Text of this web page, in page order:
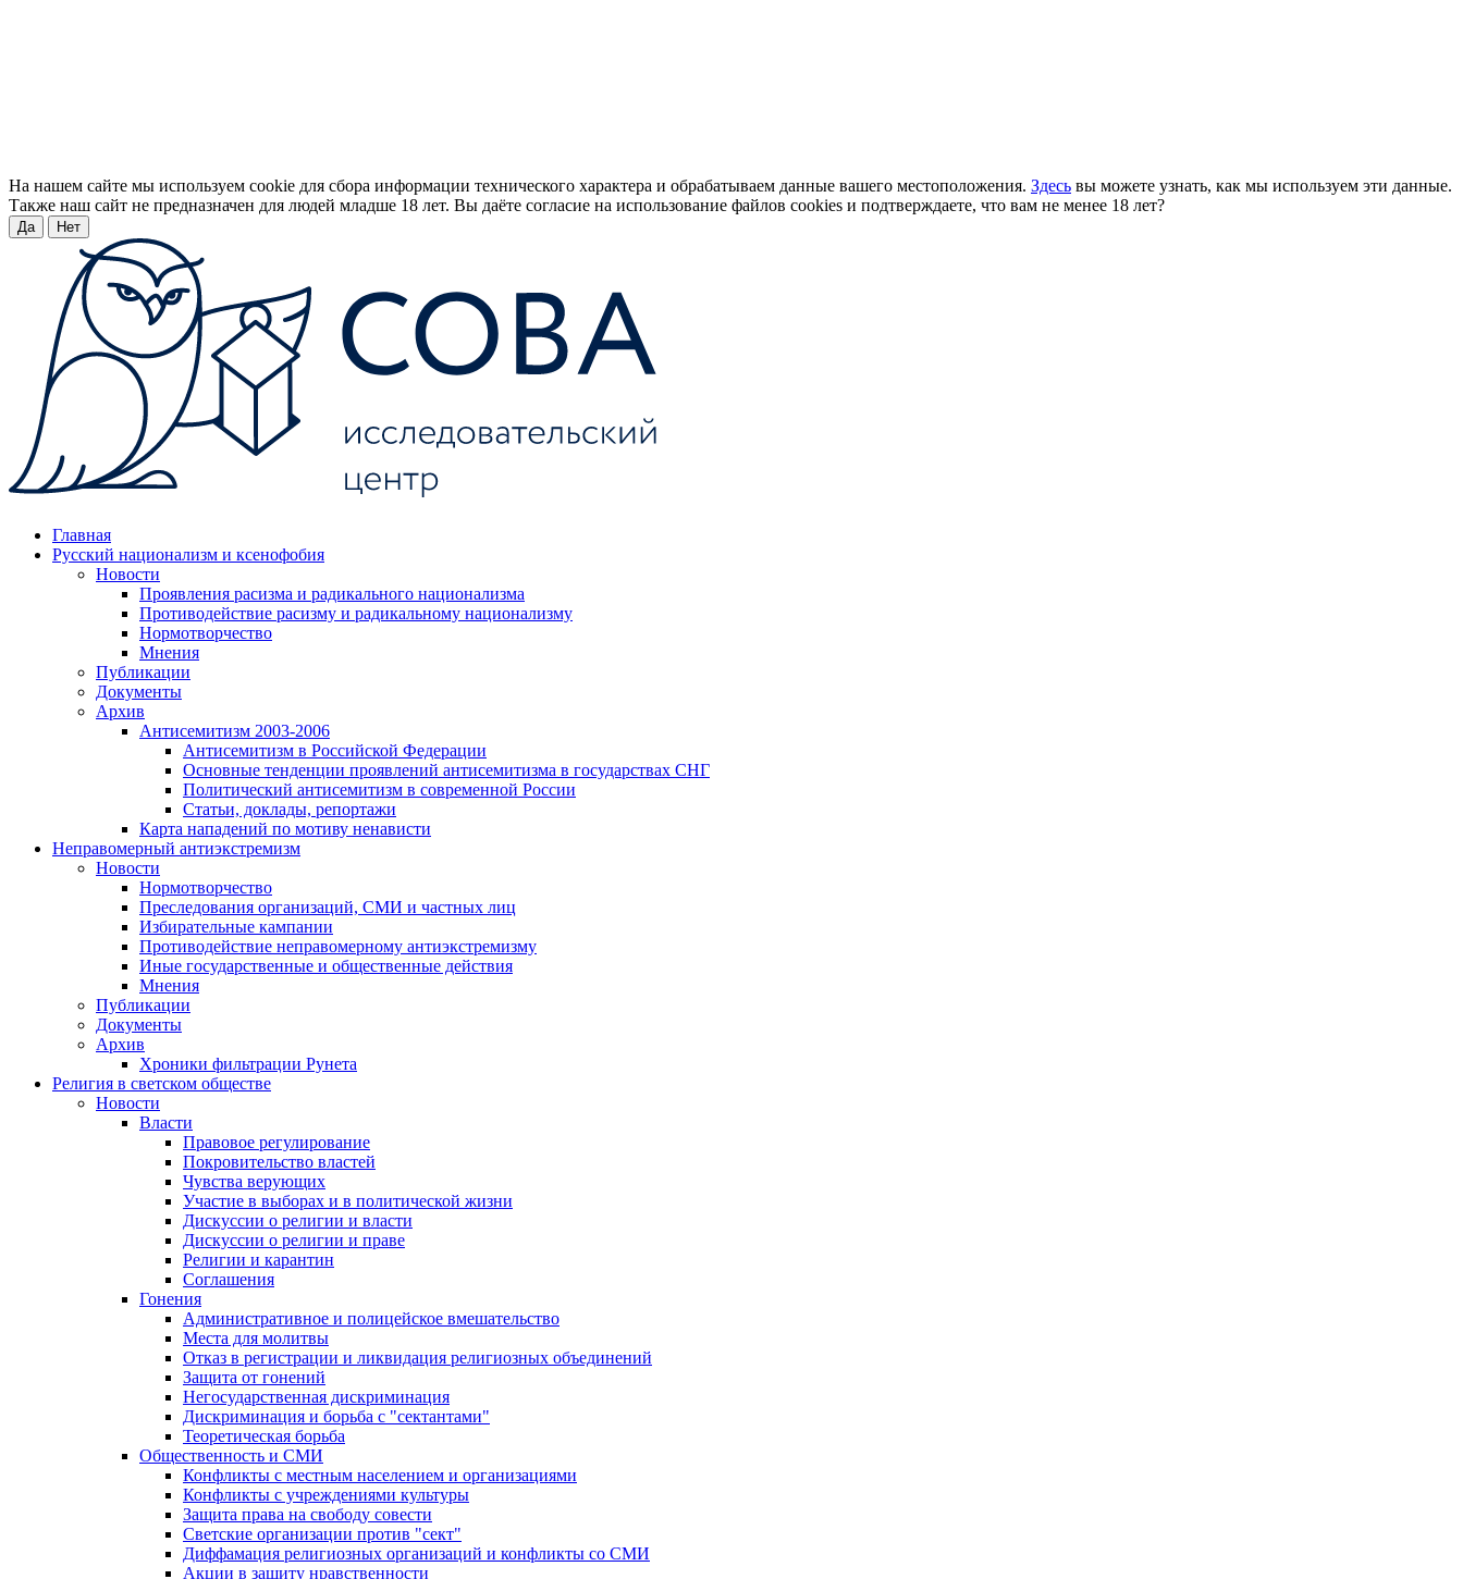
На нашем сайте мы используем cookie для сбора информации технического характера и обрабатываем данные вашего местоположения. Здесь вы можете узнать, как мы используем эти данные.
Также наш сайт не предназначен для людей младше 18 лет. Вы даёте согласие на использование файлов cookies и подтверждаете, что вам не менее 18 лет?
Да Нет
Главная
Русский национализм и ксенофобия
Новости
Проявления расизма и радикального национализма
Противодействие расизму и радикальному национализму
Нормотворчество
Мнения
Публикации
Документы
Архив
Антисемитизм 2003-2006
Антисемитизм в Российской Федерации
Основные тенденции проявлений антисемитизма в государствах СНГ
Политический антисемитизм в современной России
Статьи, доклады, репортажи
Карта нападений по мотиву ненависти
Неправомерный антиэкстремизм
Новости
Нормотворчество
Преследования организаций, СМИ и частных лиц
Избирательные кампании
Противодействие неправомерному антиэкстремизму
Иные государственные и общественные действия
Мнения
Публикации
Документы
Архив
Хроники фильтрации Рунета
Религия в светском обществе
Новости
Власти
Правовое регулирование
Покровительство властей
Чувства верующих
Участие в выборах и в политической жизни
Дискуссии о религии и власти
Дискуссии о религии и праве
Религии и карантин
Соглашения
Гонения
Административное и полицейское вмешательство
Места для молитвы
Отказ в регистрации и ликвидация религиозных объединений
Защита от гонений
Негосударственная дискриминация
Дискриминация и борьба с "сектантами"
Теоретическая борьба
Общественность и СМИ
Конфликты с местным населением и организациями
Конфликты с учреждениями культуры
Защита права на свободу совести
Светские организации против "сект"
Диффамация религиозных организаций и конфликты со СМИ
Акции в защиту нравственности